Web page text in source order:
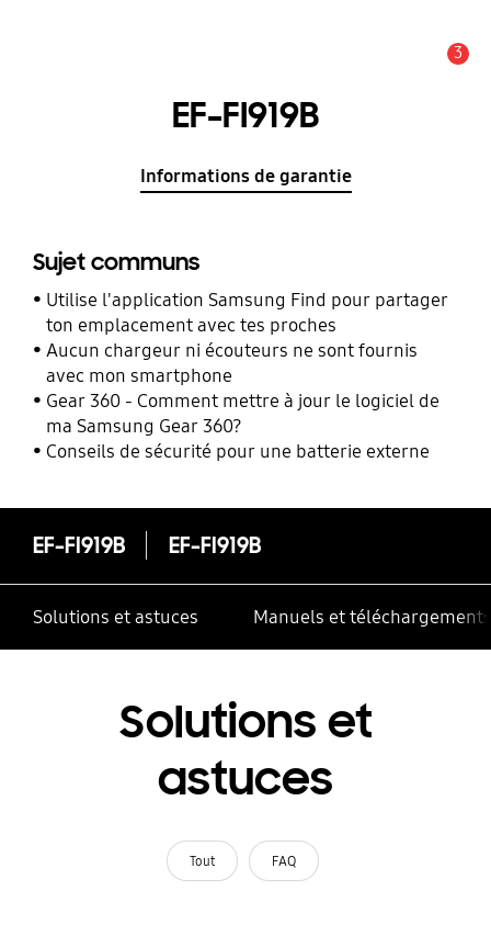
3
EF-FI919B
Informations de garantie
Sujet communs
Utilise l'application Samsung Find pour partager
ton emplacement avec tes proches
Aucun chargeur ni écouteurs ne sont fournis
avec mon smartphone
Gear 360 - Comment mettre à jour le logiciel de
ma Samsung Gear 360?
Conseils de sécurité pour une batterie externe
EF-FI919B EF-FI919B
Solutions et astuces Manuels et téléchargements
Solutions et
astuces
Tout FAQ